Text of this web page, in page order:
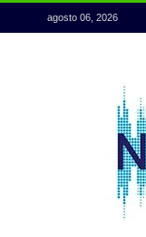
agosto 06, 2026